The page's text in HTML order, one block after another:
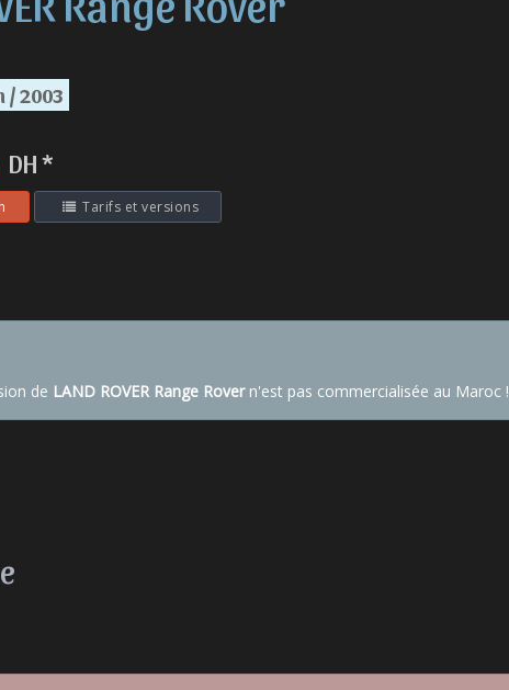
/ 2003
DH *
Tarifs et versions
de LAND ROVER Range Rovern'est pas commercialisée au Maroc !